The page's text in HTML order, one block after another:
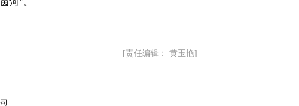
河”。
[责任编辑： 黄玉艳]